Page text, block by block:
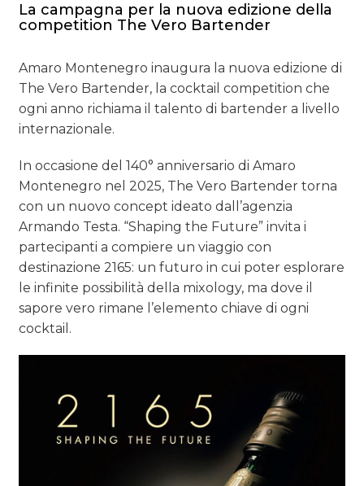
La campagna per la nuova edizione della
competition The Vero Bartender
Amaro Montenegro inaugura la nuova edizione di
The Vero Bartender, la cocktail competition che
ogni anno richiama il talento di bartender a livello
internazionale.
In occasione del 140° anniversario di Amaro
Montenegro nel 2025, The Vero Bartender torna
con un nuovo concept ideato dall’agenzia
Armando Testa. “Shaping the Future” invita i
partecipanti a compiere un viaggio con
destinazione 2165: un futuro in cui poter esplorare
le infinite possibilità della mixology, ma dove il
sapore vero rimane l’elemento chiave di ogni
cocktail.